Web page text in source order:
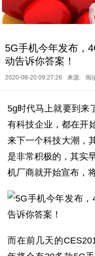
5G手机今年发布，
动告诉你答案！
2020-08-20 09:27:26 来源: 阅
5g时代马上就要到来
有科技企业，都在开
来下一个科技大潮，
是非常积极的，其实
机厂商就开始宣布，
而在前几天的